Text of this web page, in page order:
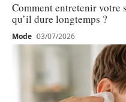
Comment entretenir votre
qu’il dure longtemps ?
Mode 03/07/2026